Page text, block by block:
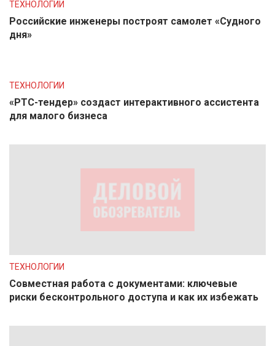
ТЕХНОЛОГИИ
Российские инженеры построят самолет «Судного
дня»
ТЕХНОЛОГИИ
«РТС-тендер» создаст интерактивного ассистента
для малого бизнеса
ТЕХНОЛОГИИ
Совместная работа с документами: ключевые
риски бесконтрольного доступа и как их избежать